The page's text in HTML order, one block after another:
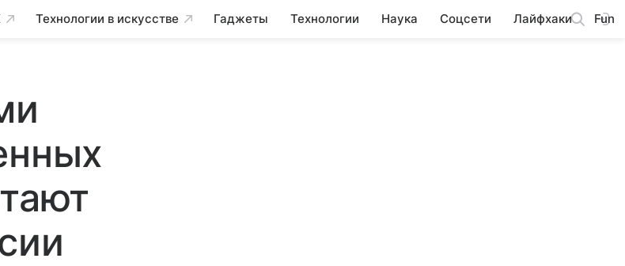
Технологии в искусстве Гаджеты Технологии Наука Соцсети Лайфхаки Fun